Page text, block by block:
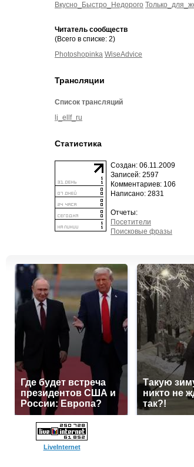
Вкусно_Быстро_Недорого
Читатель сообществ
(Всего в списке: 2)
Photoshopinka WiseAdvice
Трансляции
Список трансляций
lj_ellf_ru
Статистика
Создан: 06.11.2009
Записей: 2597
Комментариев: 106
Написано: 2831
Отчеты:
Посетители
Поисковые фразы
Где будет встреча
президентов США и
России: Европа?
Такую
никто не
так?!
LiveInternet